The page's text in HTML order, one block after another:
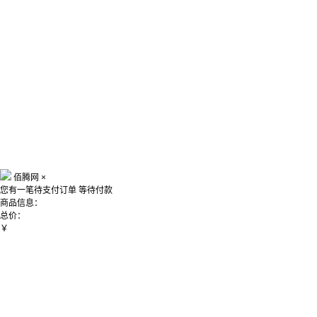
佰腾网 ×
您有一笔待支付订单 等待付款
商品信息：
总价：
￥